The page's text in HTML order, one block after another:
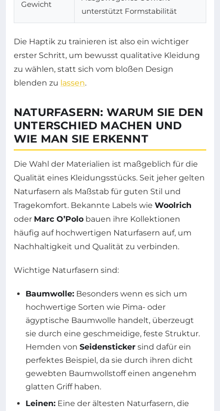
Gewicht
unterstützt Formstabilität
Die Haptik zu trainieren ist also ein wichtiger
erster Schritt, um bewusst qualitative Kleidung
zu wählen, statt sich vom bloßen Design
blenden zu lassen.
NATURFASERN: WARUM SIE DEN
UNTERSCHIED MACHEN UND
WIE MAN SIE ERKENNT
Die Wahl der Materialien ist maßgeblich für die
Qualität eines Kleidungsstücks. Seit jeher gelten
Naturfasern als Maßstab für guten Stil und
Tragekomfort. Bekannte Labels wie Woolrich
oder Marc O’Polo bauen ihre Kollektionen
häufig auf hochwertigen Naturfasern auf, um
Nachhaltigkeit und Qualität zu verbinden.
Wichtige Naturfasern sind:
Baumwolle: Besonders wenn es sich um
hochwertige Sorten wie Pima- oder
ägyptische Baumwolle handelt, überzeugt
sie durch eine geschmeidige, feste Struktur.
Hemden von Seidensticker sind dafür ein
perfektes Beispiel, da sie durch ihren dicht
gewebten Baumwollstoff einen angenehm
glatten Griff haben.
Leinen: Eine der ältesten Naturfasern, die